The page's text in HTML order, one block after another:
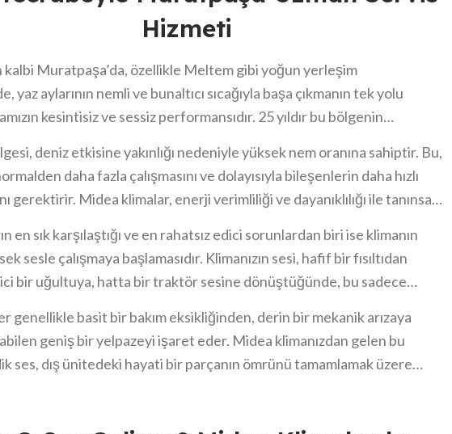
Hizmeti
kalbi Muratpaşa’da, özellikle Meltem gibi yoğun yerleşim
yaz aylarının nemli ve bunaltıcı sıcağıyla başa çıkmanın tek yolu
kesintisiz ve sessiz performansıdır. 25 yıldır bu bölgenin
zamanda yaşam kalitemizin ve sağlığımızın güvencesidir.
deniz etkisine yakınlığı nedeniyle yüksek nem oranına sahiptir. Bu,
daha fazla çalışmasını ve dolayısıyla bileşenlerin daha hızlı
gerektirir. Midea klimalar, enerji verimliliği ve dayanıklılığı ile tanınsa
etkileyebilir.
en sık karşılaştığı ve en rahatsız edici sorunlardan biri ise klimanın
sesle çalışmaya başlamasıdır. Klimanızın sesi, hafif bir fısıltıdan
bir uğultuya, hatta bir traktör sesine dönüştüğünde, bu sadece
büyük bir arızanın habercisi olabilir. Kimse dinlenmek için girdiği
dairesinde gibi hissetmek istemez.
genellikle basit bir bakım eksikliğinden, derin bir mekanik arızaya
geniş bir yelpazeyi işaret eder. Midea klimanızdan gelen bu
ses, dış ünitedeki hayati bir parçanın ömrünü tamamlamak üzere